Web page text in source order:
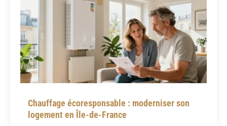
Chauffage écoresponsable : moderniser son
logement en Île-de-France